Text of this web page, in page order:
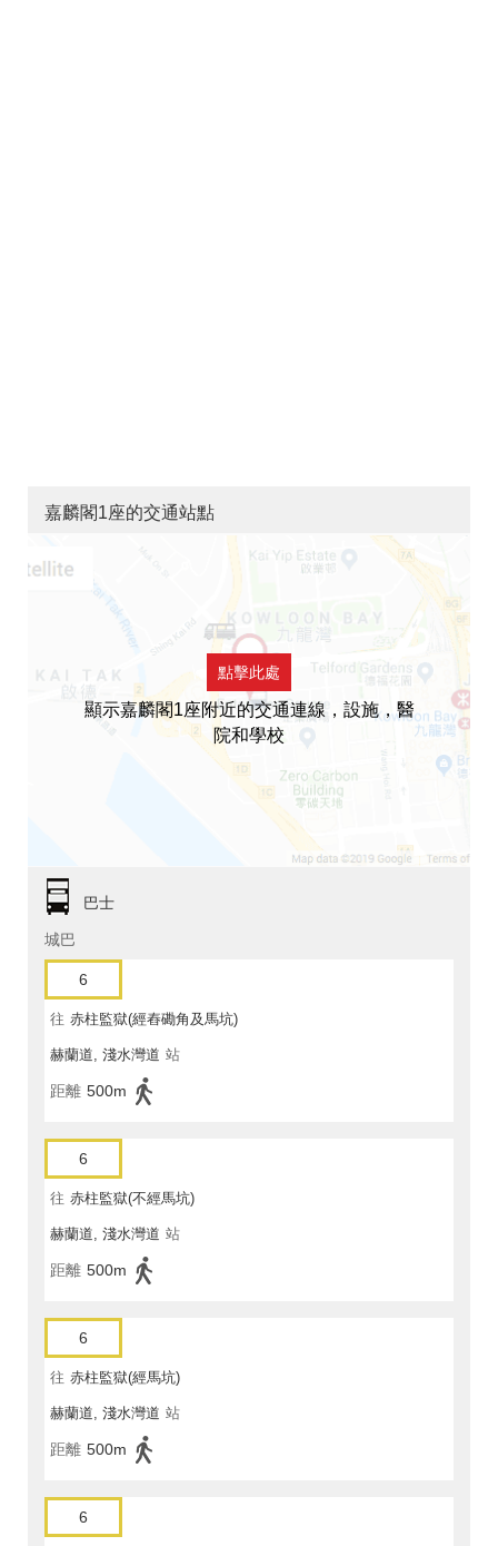
嘉麟閣1座的交通站點
點擊此處
顯示嘉麟閣1座附近的交通連線，設施，醫
院和學校
巴士
城巴
6
往 赤柱監獄(經舂磡角及馬坑)
赫蘭道, 淺水灣道 站
距離 500m
6
往 赤柱監獄(不經馬坑)
赫蘭道, 淺水灣道 站
距離 500m
6
往 赤柱監獄(經馬坑)
赫蘭道, 淺水灣道 站
距離 500m
6